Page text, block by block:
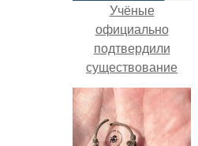
Учёные
официально
подтвердили
существование
восьмого
континента -
зиландии.